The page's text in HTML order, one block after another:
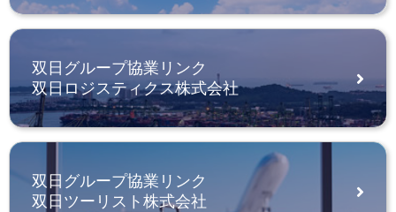
双日グループ協業リンク
双日ロジスティクス株式会社
双日グループ協業リンク
双日ツーリスト株式会社